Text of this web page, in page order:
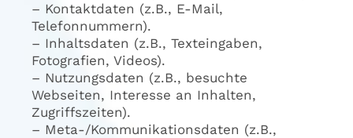
– Kontaktdaten (z.B., E-Mail,
Telefonnummern).
– Inhaltsdaten (z.B., Texteingaben,
Fotografien, Videos).
– Nutzungsdaten (z.B., besuchte
Webseiten, Interesse an Inhalten,
Zugriffszeiten).
– Meta-/Kommunikationsdaten (z.B.,